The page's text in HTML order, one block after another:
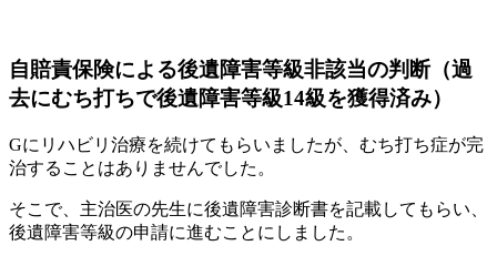
自賠責保険による後遺障害等級非該当の判断（過
去にむち打ちで後遺障害等級14級を獲得済み）
Gにリハビリ治療を続けてもらいましたが、むち打ち症が完
治することはありませんでした。
そこで、主治医の先生に後遺障害診断書を記載してもらい、
後遺障害等級の申請に進むことにしました。